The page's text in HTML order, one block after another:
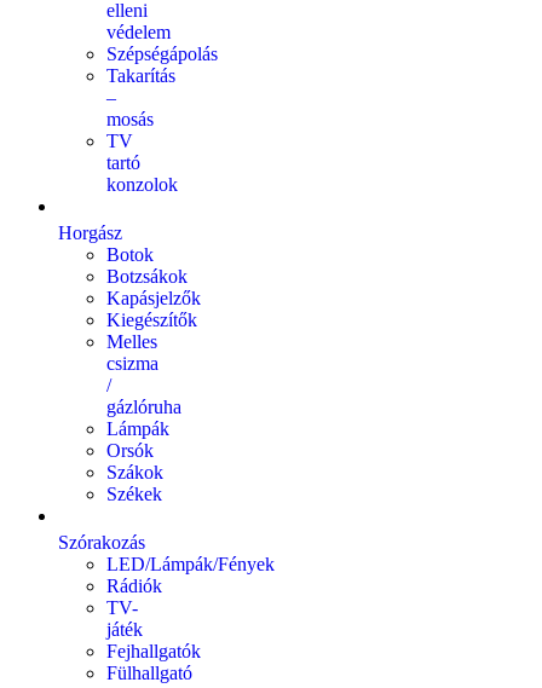
elleni
védelem
Szépségápolás
Takarítás
–
mosás
TV
tartó
konzolok
Horgász
Botok
Botzsákok
Kapásjelzők
Kiegészítők
Melles
csizma
/
gázlóruha
Lámpák
Orsók
Szákok
Székek
Szórakozás
LED/Lámpák/Fények
Rádiók
TV-
játék
Fejhallgatók
Fülhallgató